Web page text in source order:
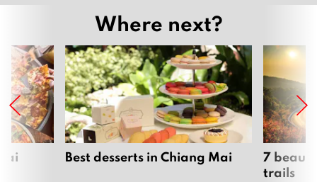
Where next?
Best desserts in Chiang Mai
7
trails